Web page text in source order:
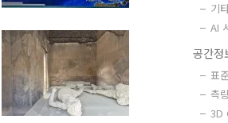
기
AI
공간정
표
측
3D